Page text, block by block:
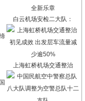
白云机场安检二大队：
上海虹桥机场交通整治